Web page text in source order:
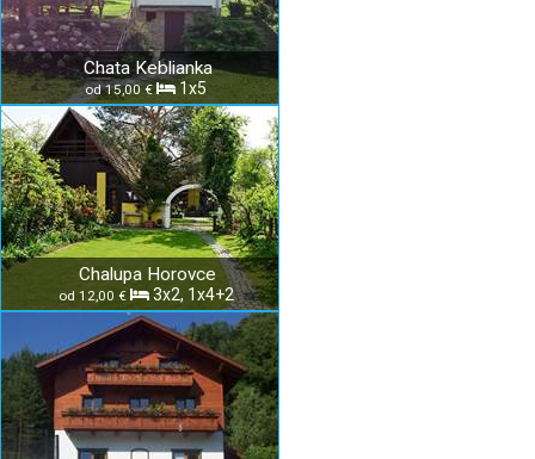
Chata Keblianka
od 15,00 € 1x5
Chalupa Horovce
od 12,00 € 3x2, 1x4+2